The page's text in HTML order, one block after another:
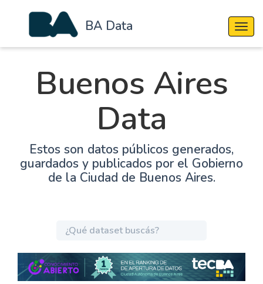
BA Data
Buenos Aires
Data
Estos son datos públicos generados,
guardados y publicados por el Gobierno
de la Ciudad de Buenos Aires.